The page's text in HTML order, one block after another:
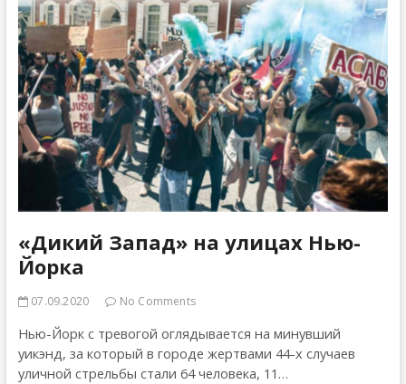
вменяют?
«Дикий Запад» на улицах Нью-
Йорка
07.09.2020 No Comments
Нью-Йорк с тревогой оглядывается на минувший
уикэнд, за который в городе жертвами 44-х случаев
уличной стрельбы стали 64 человека, 11…